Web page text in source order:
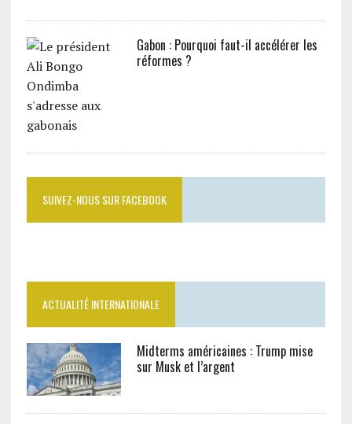
Gabon : Pourquoi faut-il accélérer les
réformes ?
SUIVEZ-NOUS SUR FACEBOOK
ACTUALITÉ INTERNATIONALE
Midterms américaines : Trump mise
sur Musk et l’argent